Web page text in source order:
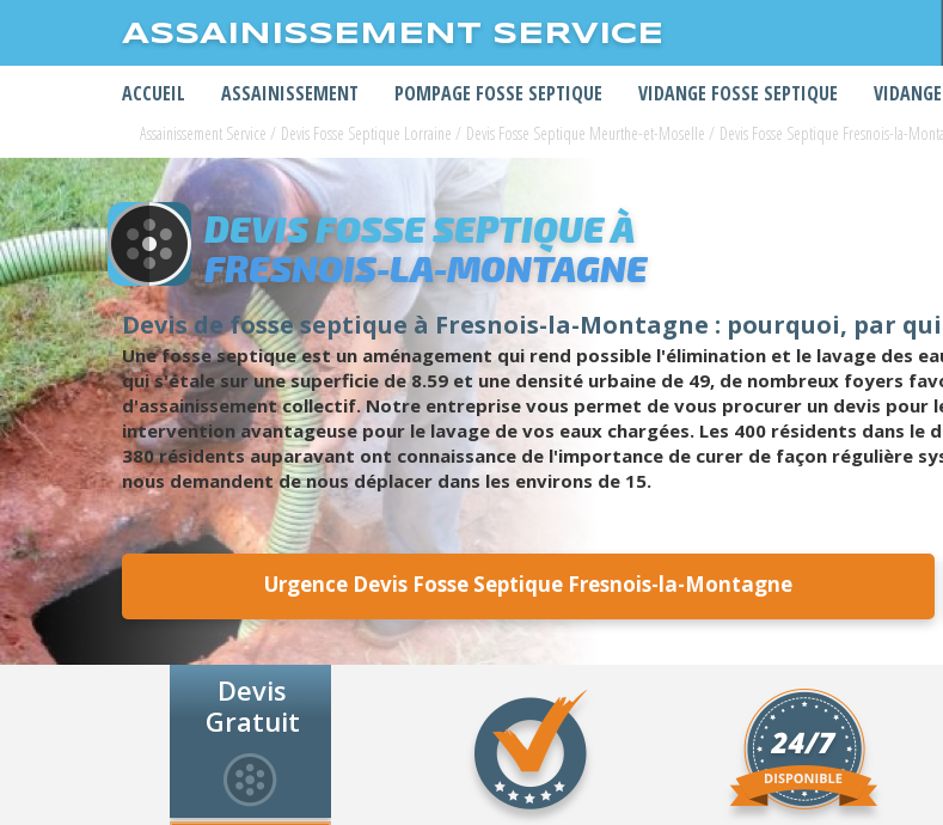
ASSAINISSEMENT SERVICE
ACCUEIL ASSAINISSEMENT POMPAGE FOSSE SEPTIQUE VIDANGE FOSSE SEPTIQUE
Assainissement Service / Devis Fosse Septique Lorraine / Devis Fosse Septique Meurthe-et-Moselle / Devis Fosse Septique Fresnois-la-
DEVIS FOSSE SEPTIQUE À
FRESNOIS-LA-MONTAGNE
Devis de fosse septique à Fresnois-la-Montagne : pourquoi, par qui
Une fosse septique est un aménagement qui rend possible l'élimination et le lavage des
qui s'étale sur une superficie de 8.59 et une densité urbaine de 49, de nombreux foyers
d'assainissement collectif. Notre entreprise vous permet de vous procurer un devis
intervention avantageuse pour le lavage de vos eaux chargées. Les 400 résidents dans
380 résidents auparavant ont connaissance de l'importance de curer de façon régulière
nous demandent de nous déplacer dans les environs de 15.
Urgence Devis Fosse Septique Fresnois-la-Montagne
Devis
Gratuit